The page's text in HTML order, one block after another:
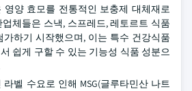
영양 효모를 전통적인 보충제 대체재로
체들은 스낵, 스프레드, 레토르트 식품
가하기 시작했으며, 이는 특수 건강식품
쉽게 구할 수 있는 기능성 식품 성분으
벨 수요로 인해 MSG(글루타민산 나트